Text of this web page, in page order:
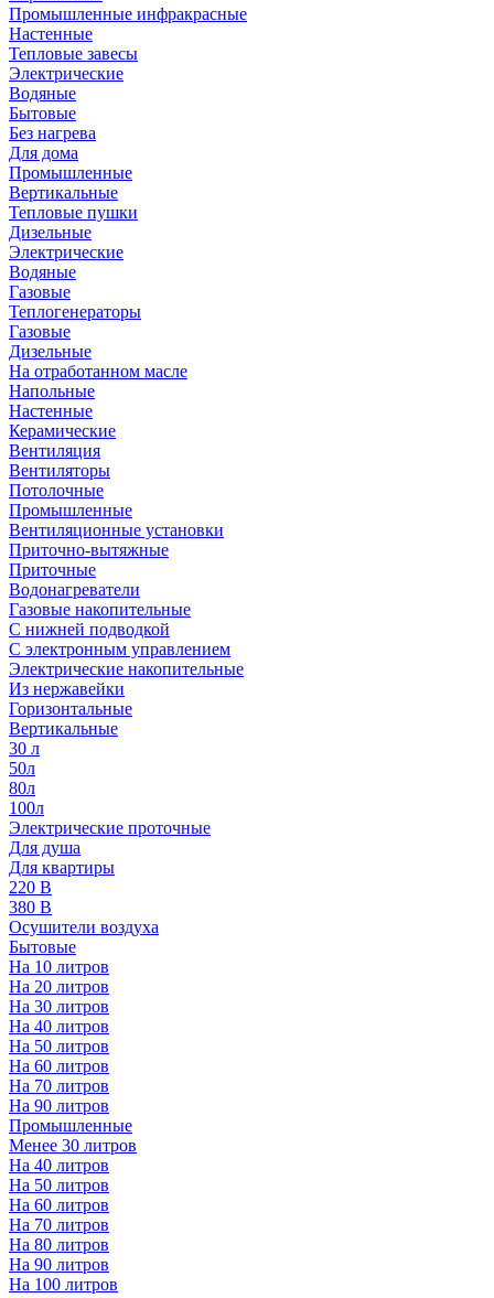
Промышленные инфракрасные
Настенные
Тепловые завесы
Электрические
Водяные
Бытовые
Без нагрева
Для дома
Промышленные
Вертикальные
Тепловые пушки
Дизельные
Электрические
Водяные
Газовые
Теплогенераторы
Газовые
Дизельные
На отработанном масле
Напольные
Настенные
Керамические
Вентиляция
Вентиляторы
Потолочные
Промышленные
Вентиляционные установки
Приточно-вытяжные
Приточные
Водонагреватели
Газовые накопительные
С нижней подводкой
С электронным управлением
Электрические накопительные
Из нержавейки
Горизонтальные
Вертикальные
30 л
50л
80л
100л
Электрические проточные
Для душа
Для квартиры
220 В
380 В
Осушители воздуха
Бытовые
На 10 литров
На 20 литров
На 30 литров
На 40 литров
На 50 литров
На 60 литров
На 70 литров
На 90 литров
Промышленные
Менее 30 литров
На 40 литров
На 50 литров
На 60 литров
На 70 литров
На 80 литров
На 90 литров
На 100 литров